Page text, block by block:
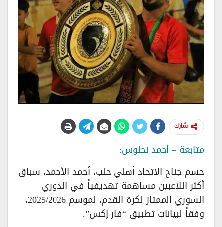
شارك
متابعة – أحمد نحلوس:
حسم جناح الاتحاد أهلي حلب، أحمد الأحمد، سباق
أكثر اللاعبين مساهمة تهديفياً في الدوري
السوري الممتاز لكرة القدم، لموسم 2025/2026،
وفقاً لبيانات تطبيق “فار إكس”.